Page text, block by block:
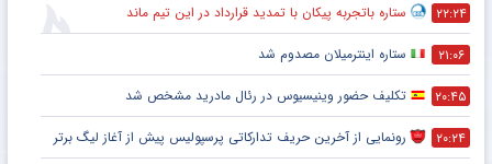
۲۲:۲۴ ستاره باتجربه پیکان با تمدید قرارداد در این تیم ماند
۲۱:۰۶ ستاره اینترمیلان مصدوم شد
۲۰:۴۵ تکلیف حضور وینیسیوس در رئال مادرید مشخص شد
۲۰:۲۴ رونمایی از آخرین حریف تدارکاتی پرسپولیس پیش از آغاز لیگ برتر